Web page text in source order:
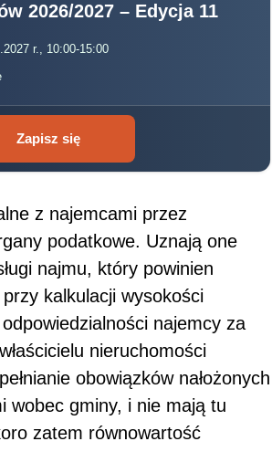
2026/2027 – Edycja 11
r., 10:00-15:00
Zapisz się
z najemcami przez
podatkowe. Uznają one
najmu, który powinien
przy kalkulacji wysokości
najemcy za
nieruchomości
obowiązków nałożonych
wobec gminy, i nie mają tu
zatem równowartość